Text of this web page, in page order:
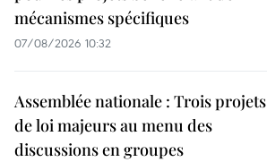
mécanismes spécifiques
07/08/2026 10:32
Assemblée nationale : Trois projets
de loi majeurs au menu des
discussions en groupes